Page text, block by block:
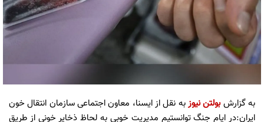
به گزارشبولتن نیوزبه نقل از ایسنا، معاون اجتماعی سازمان انتقال خون
ایران:در ایام جنگ توانستیم مدیریت خوبی به لحاظ ذخایر خونی از طریق